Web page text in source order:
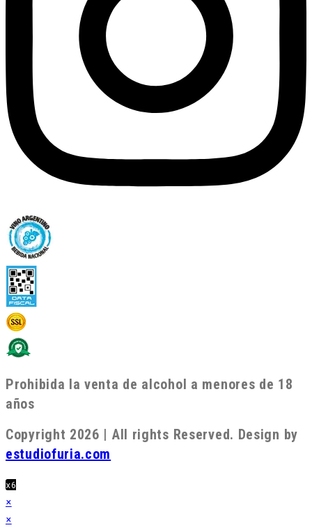
Prohibida la venta de alcohol a menores de 18
años
Copyright 2026 | All rights Reserved. Design by
estudiofuria.com
x6
×
×